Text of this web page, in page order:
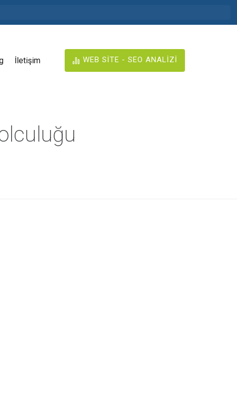
İletişim WEB SİTE - SEO ANALİZİ